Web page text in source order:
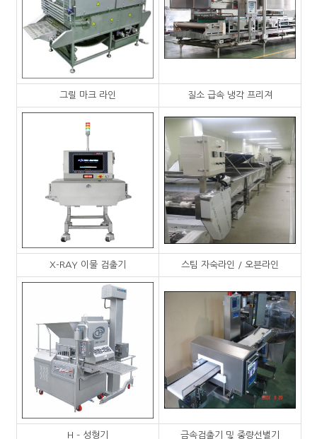
그릴 마크 라인 질소 급속 냉각 프리져
X-RAY 이물 검출기 스팀 자숙라인 / 오븐라인
H – 성형기 금속검출기 및 중량선별기